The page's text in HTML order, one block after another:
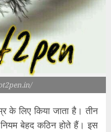
के लिए किया जाता है। तीन
बेहद कठिन होते हैं। इस